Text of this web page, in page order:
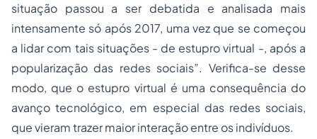
situação passou a ser debatida e analisada mais
intensamente só após 2017, uma vez que se começou
a lidar com tais situações - de estupro virtual -, após a
popularização das redes sociais”. Verifica-se desse
modo, que o estupro virtual é uma consequência do
avanço tecnológico, em especial das redes sociais,
que vieram trazer maior interação entre os indivíduos.